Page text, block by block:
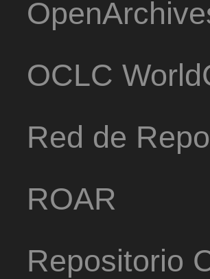
OCLC
Red de
ROAR
Repositorio